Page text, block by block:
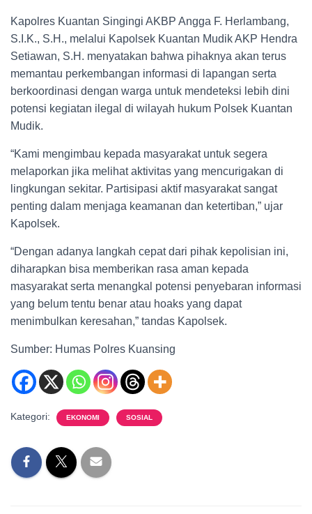
Kapolres Kuantan Singingi AKBP Angga F. Herlambang,
S.I.K., S.H., melalui Kapolsek Kuantan Mudik AKP Hendra
Setiawan, S.H. menyatakan bahwa pihaknya akan terus
memantau perkembangan informasi di lapangan serta
berkoordinasi dengan warga untuk mendeteksi lebih dini
potensi kegiatan ilegal di wilayah hukum Polsek Kuantan
Mudik.
“Kami mengimbau kepada masyarakat untuk segera
melaporkan jika melihat aktivitas yang mencurigakan di
lingkungan sekitar. Partisipasi aktif masyarakat sangat
penting dalam menjaga keamanan dan ketertiban,” ujar
Kapolsek.
“Dengan adanya langkah cepat dari pihak kepolisian ini,
diharapkan bisa memberikan rasa aman kepada
masyarakat serta menangkal potensi penyebaran informasi
yang belum tentu benar atau hoaks yang dapat
menimbulkan keresahan,” tandas Kapolsek.
Sumber: Humas Polres Kuansing
Kategori: EKONOMI SOSIAL